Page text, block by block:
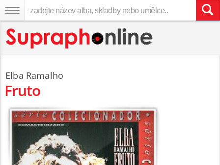
Elba Ramalho
Fruto